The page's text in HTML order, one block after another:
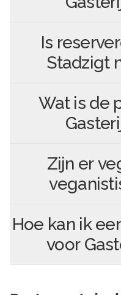
Is
Stadzigt
Wat is de
Zijn er
Hoe kan ik
voor